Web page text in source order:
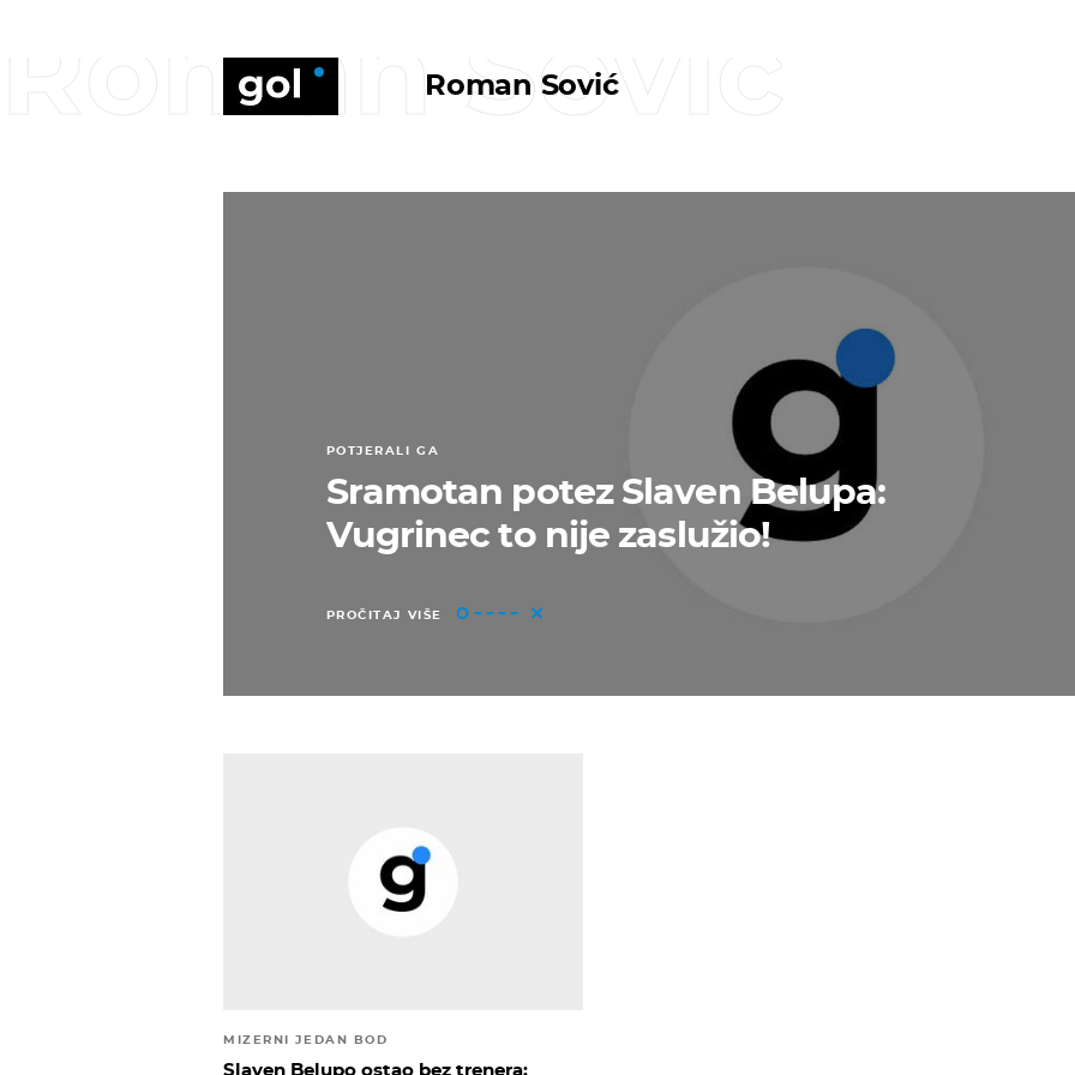
Roman Sović
Roman Sović
POTJERALI GA
Sramotan potez Slaven Belupa:
Vugrinec to nije zaslužio!
PROČITAJ VIŠE
MIZERNI JEDAN BOD
Slaven Belupo ostao bez trenera: